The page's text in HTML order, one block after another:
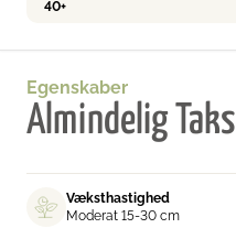
40+
Egenskaber
Almindelig Taks
Væksthastighed
Moderat 15-30 cm